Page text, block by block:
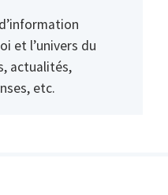
et l’univers du
actualités,
etc.